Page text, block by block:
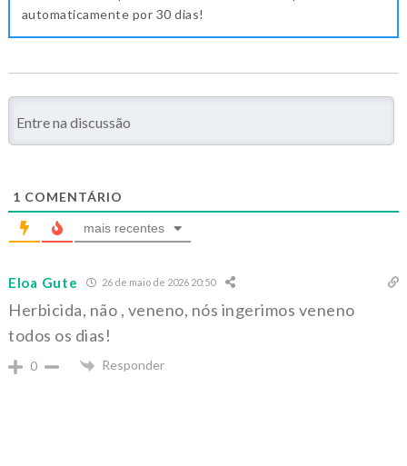
automaticamente por 30 dias!
1 COMENTÁRIO
mais recentes
Eloa Gute 26 de maio de 2026 20:50
Herbicida, não , veneno, nós ingerimos veneno
todos os dias!
0 Responder